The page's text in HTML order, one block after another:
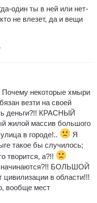
один ты в ней или нет-
не влезет, да и вещи
некоторые хмыри
везти на своей
деньги?!! КРАСНЫЙ
жилой массив большого
в городе!..
Я
такое бы случилось;
творится, а?!!
начинаются?!! БОЛЬШОЙ
в области!!!
вообще мест